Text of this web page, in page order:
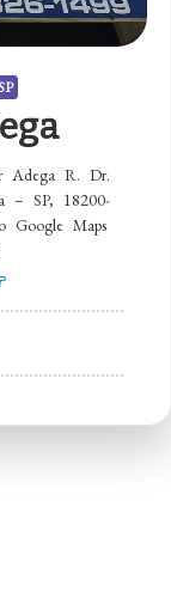
Adega R. Dr.
– SP, 18200-
Google Maps